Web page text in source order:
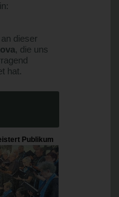
dieser
, die uns
hat.
Publikum